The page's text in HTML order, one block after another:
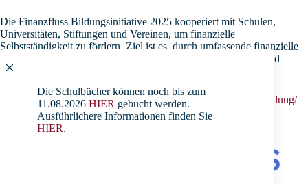
Die Schulbücher können noch bis zum
11.08.2026 HIER gebucht werden.
Ausführlichere Informationen finden Sie
HIER.
Die Finanzfluss Bildungsinitiative 2025 kooperiert mit Schulen,
Universitäten, Stiftungen und Vereinen, um finanzielle
Selbstständigkeit zu fördern. Ziel ist es, durch umfassende finanzielle
Bildung junge Menschen dazu zu befähigen, selbstbewusste und
fundierte finanzielle Entscheidungen zu treffen.
Mehr Informationen gibt es hier:https://www.finanzfluss.de/bildung/